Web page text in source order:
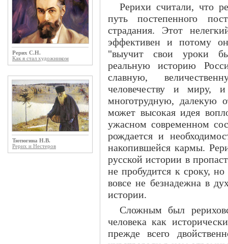
Рерих С.Н.
Как я стал художником
Тютюгина Н.В.
Рерих и Нестеров
Рерихи считали, что
путь постепенного
страдания. Этот
эффективен и потому
"выучит свои уроки
реальную историю
славную,
человечеству и миру,
многотрудную, далекую
может высокая идея
ужасном современном
рождается и
накопившейся кармы.
русской истории в
не пробудится к сроку,
вовсе не безнадежна в
истории.
Сложным был
человека как
прежде всего